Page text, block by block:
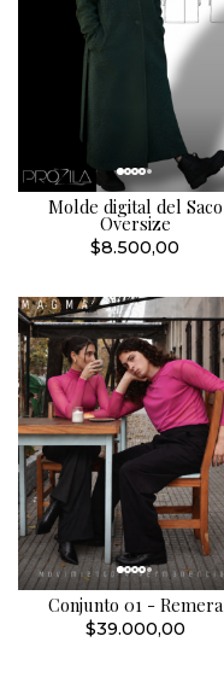
Molde digital del Saco
Oversize
$8.500,00
Conjunto 01 - Remera
$39.000,00